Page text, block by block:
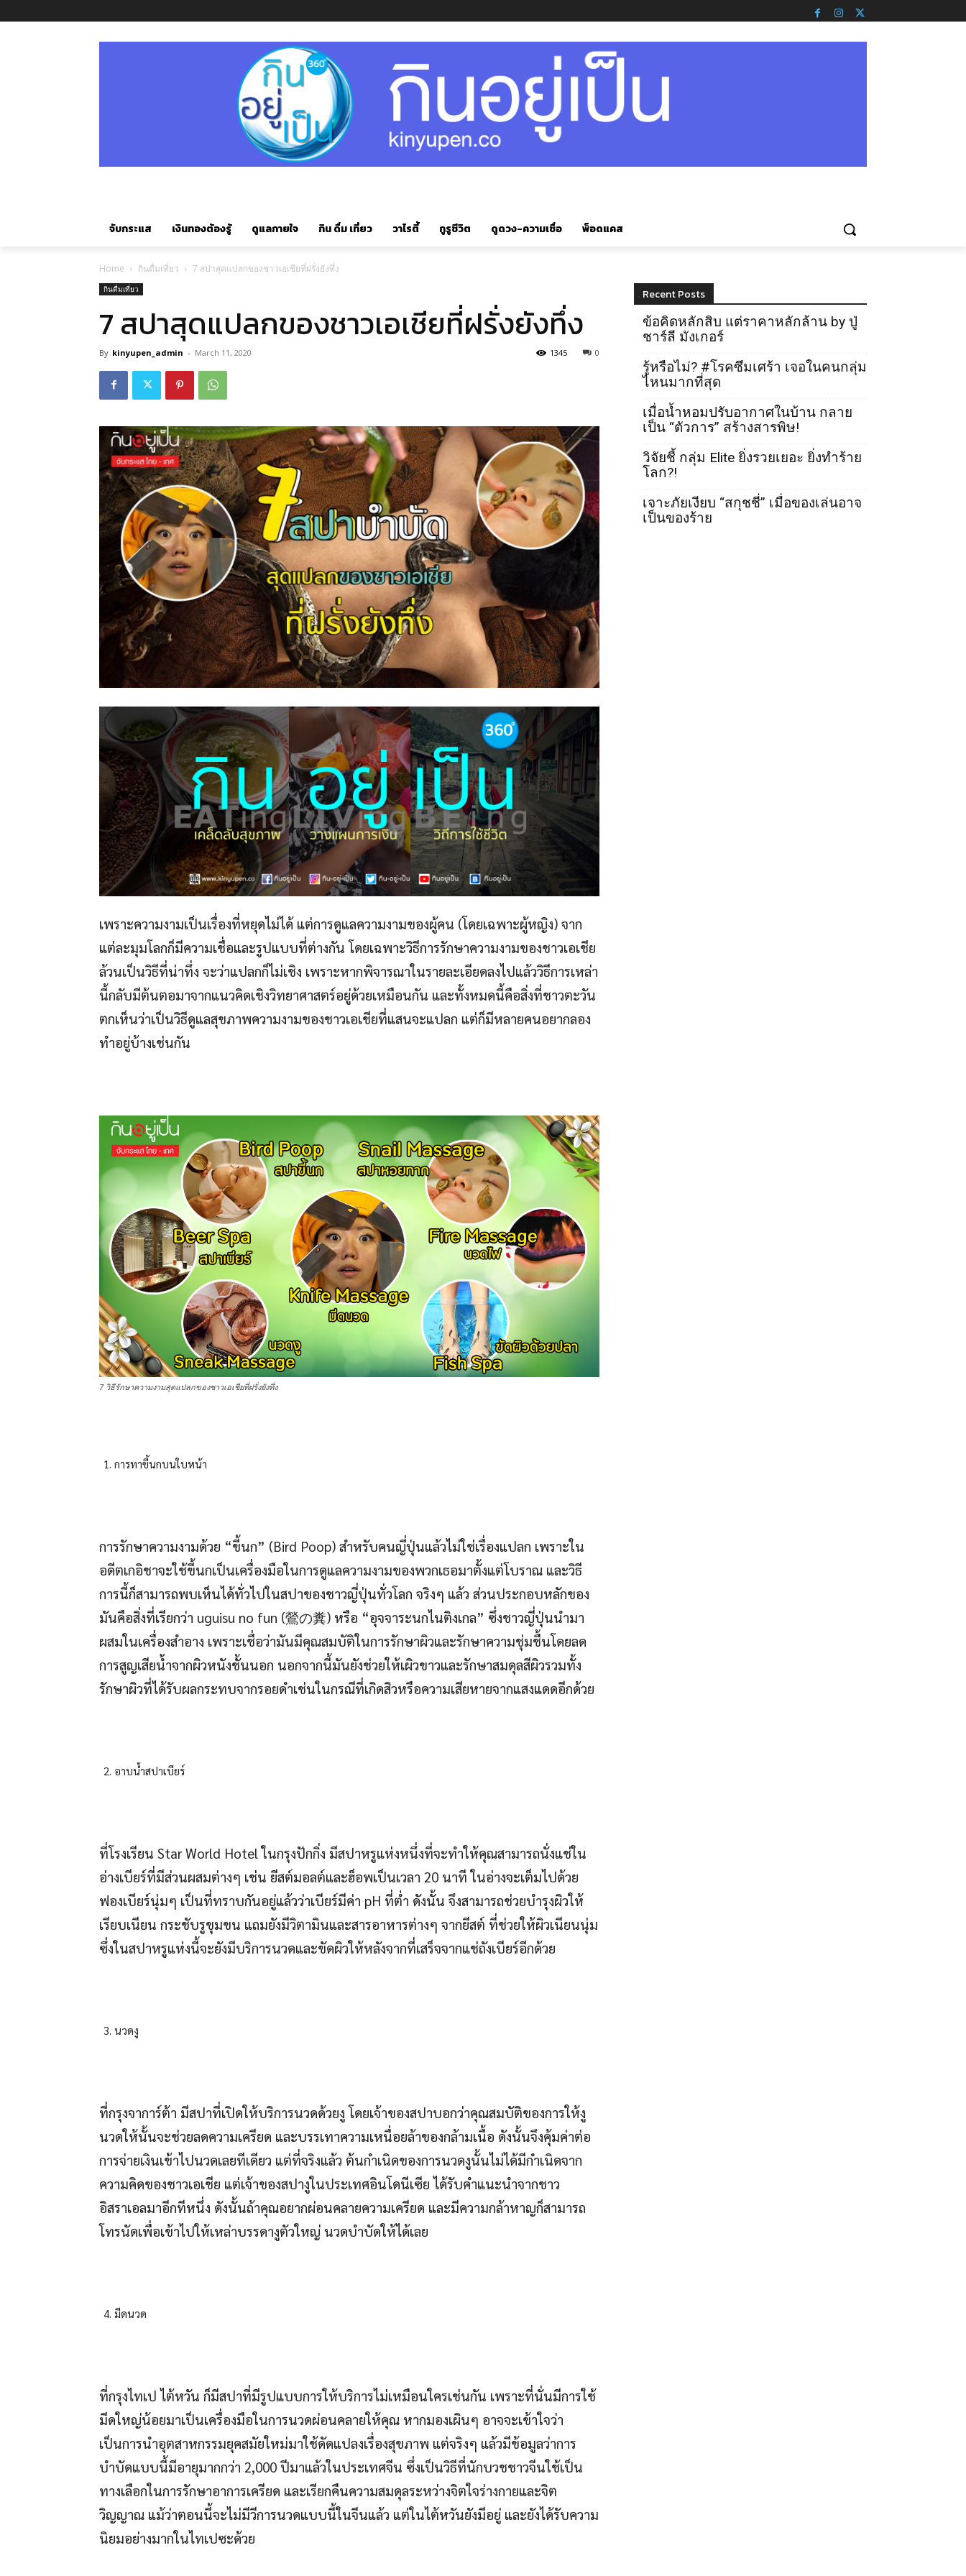
จับกระแส เงินทองต้องรู้ ดูแลกายใจ กิน ดื่ม เที่ยว วาไรตี้ กูรูชีวิต ดูดวง-ความเชื่อ พ็อดแคส
Home กินดื่มเที่ยว 7 สปาสุดแปลกของชาวเอเชียที่ฝรั่งยังทึ่ง
กินดื่มเที่ยว
7 สปาสุดแปลกของชาวเอเชียที่ฝรั่งยังทึ่ง
By kinyupen_admin - March 11, 2020 0
1345
เพราะความงามเป็นเรื่องที่หยุดไม่ได้ แต่การดูแลความงามของผู้คน (โดยเฉพาะผู้หญิง) จาก
แต่ละมุมโลกก็มีความเชื่อและรูปแบบที่ต่างกัน โดยเฉพาะวิธีการรักษาความงามของชาวเอเชีย
ล้วนเป็นวิธีที่น่าทึ่ง จะว่าแปลกก็ไม่เชิง เพราะหากพิจารณาในรายละเอียดลงไปแล้ววิธีการเหล่า
นี้กลับมีต้นตอมาจากแนวคิดเชิงวิทยาศาสตร์อยู่ด้วยเหมือนกัน และทั้งหมดนี้คือสิ่งที่ชาวตะวัน
ตกเห็นว่าเป็นวิธีดูแลสุขภาพความงามของชาวเอเชียที่แสนจะแปลก แต่ก็มีหลายคนอยากลอง
ทำอยู่บ้างเช่นกัน
7 วิธีรักษาความงามสุดแปลกของชาวเอเชียที่ฝรั่งยังทึ่ง
การทาขี้นกบนใบหน้า
การรักษาความงามด้วย “ขี้นก” (Bird Poop) สำหรับคนญี่ปุ่นแล้วไม่ใช่เรื่องแปลก เพราะใน
อดีตเกอิชาจะใช้ขี้นกเป็นเครื่องมือในการดูแลความงามของพวกเธอมาตั้งแต่โบราณ และวิธี
การนี้ก็สามารถพบเห็นได้ทั่วไปในสปาของชาวญี่ปุ่นทั่วโลก จริงๆ แล้ว ส่วนประกอบหลักของ
มันคือสิ่งที่เรียกว่า uguisu no fun (鶯の糞) หรือ “อุจจาระนกไนติงเกล” ซึ่งชาวญี่ปุ่นนำมา
ผสมในเครื่องสำอาง เพราะเชื่อว่ามันมีคุณสมบัติในการรักษาผิวและรักษาความชุ่มชื้นโดยลด
การสูญเสียน้ำจากผิวหนังชั้นนอก นอกจากนี้มันยังช่วยให้เผิวขาวและรักษาสมดุลสีผิวรวมทั้ง
รักษาผิวที่ได้รับผลกระทบจากรอยดำเช่นในกรณีที่เกิดสิวหรือความเสียหายจากแสงแดดอีกด้วย
อาบน้ำสปาเบียร์
ที่โรงเรียน Star World Hotel ในกรุงปักกิ่ง มีสปาหรูแห่งหนึ่งที่จะทำให้คุณสามารถนั่งแช่ใน
อ่างเบียร์ที่มีส่วนผสมต่างๆ เช่น ยีสต์มอลต์และฮ็อพเป็นเวลา 20 นาที ในอ่างจะเต็มไปด้วย
ฟองเบียร์นุ่มๆ เป็นที่ทราบกันอยู่แล้วว่าเบียร์มีค่า pH ที่ต่ำ ดังนั้น จึงสามารถช่วยบำรุงผิวให้
เรียบเนียน กระชับรูขุมขน แถมยังมีวิตามินและสารอาหารต่างๆ จากยีสต์ ที่ช่วยให้ผิวเนียนนุ่ม
ซึ่งในสปาหรูแห่งนี้จะยังมีบริการนวดและขัดผิวให้หลังจากที่เสร็จจากแช่ถังเบียร์อีกด้วย
นวดงู
ที่กรุงจาการ์ต้า มีสปาที่เปิดให้บริการนวดด้วยงู โดยเจ้าของสปาบอกว่าคุณสมบัติของการให้งู
นวดให้นั้นจะช่วยลดความเครียด และบรรเทาความเหนื่อยล้าของกล้ามเนื้อ ดังนั้นจึงคุ้มค่าต่อ
การจ่ายเงินเข้าไปนวดเลยทีเดียว แต่ที่จริงแล้ว ต้นกำเนิดของการนวดงูนั้นไม่ได้มีกำเนิดจาก
ความคิดของชาวเอเชีย แต่เจ้าของสปางูในประเทศอินโดนีเซีย ได้รับคำแนะนำจากชาว
อิสราเอลมาอีกทีหนึ่ง ดังนั้นถ้าคุณอยากผ่อนคลายความเครียด และมีความกล้าหาญก็สามารถ
โทรนัดเพื่อเข้าไปให้เหล่าบรรดางูตัวใหญ่ นวดบำบัดให้ได้เลย
มีดนวด
ที่กรุงไทเป ไต้หวัน ก็มีสปาที่มีรูปแบบการให้บริการไม่เหมือนใครเช่นกัน เพราะที่นั่นมีการใช้
มีดใหญ่น้อยมาเป็นเครื่องมือในการนวดผ่อนคลายให้คุณ หากมองเผินๆ อาจจะเข้าใจว่า
เป็นการนำอุตสาหกรรมยุคสมัยใหม่มาใช้ดัดแปลงเรื่องสุขภาพ แต่จริงๆ แล้วมีข้อมูลว่าการ
บำบัดแบบนี้มีอายุมากกว่า 2,000 ปีมาแล้วในประเทศจีน ซึ่งเป็นวิธีที่นักบวชชาวจีนใช้เป็น
ทางเลือกในการรักษาอาการเครียด และเรียกคืนความสมดุลระหว่างจิตใจร่างกายและจิต
วิญญาณ แม้ว่าตอนนี้จะไม่มีวีการนวดแบบนี้ในจีนแล้ว แต่ในไต้หวันยังมีอยู่ และยังได้รับความ
นิยมอย่างมากในไทเปซะด้วย
Recent Posts
ข้อคิดหลักสิบ แต่ราคาหลักล้าน by ปู่
ชาร์ลี มังเกอร์
รู้หรือไม่? #โรคซึมเศร้า เจอในคนกลุ่ม
ไหนมากที่สุด
เมื่อน้ำหอมปรับอากาศในบ้าน กลาย
เป็น “ตัวการ” สร้างสารพิษ!
วิจัยชี้ กลุ่ม Elite ยิ่งรวยเยอะ ยิ่งทำร้าย
โลก?!
เจาะภัยเงียบ “สกุชชี่” เมื่อของเล่นอาจ
เป็นของร้าย